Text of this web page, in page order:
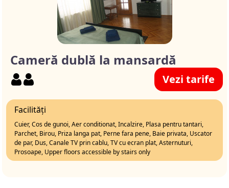
Cameră dublă la mansardă
Vezi tarife
Facilități
Cuier, Cos de gunoi, Aer conditionat, Incalzire, Plasa pentru tantari,
Parchet, Birou, Priza langa pat, Perne fara pene, Baie privata, Uscator
de par, Dus, Canale TV prin cablu, TV cu ecran plat, Asternuturi,
Prosoape, Upper floors accessible by stairs only